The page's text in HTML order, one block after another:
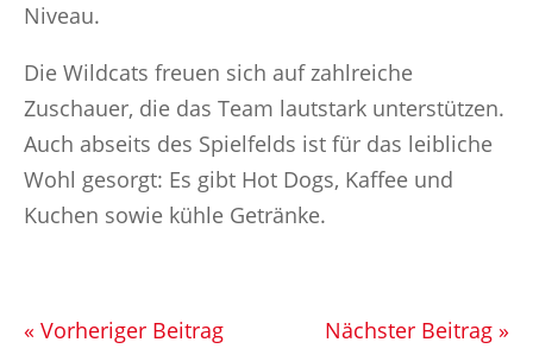
Niveau.
Die Wildcats freuen sich auf zahlreiche
Zuschauer, die das Team lautstark unterstützen.
Auch abseits des Spielfelds ist für das leibliche
Wohl gesorgt: Es gibt Hot Dogs, Kaffee und
Kuchen sowie kühle Getränke.
« Vorheriger Beitrag Nächster Beitrag »